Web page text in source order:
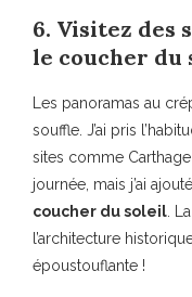
6. Visitez des
le coucher du
Les panoramas au
souffle. J’ai pris
sites comme
journée, mais j’ai
coucher du soleil.
l’architecture
époustouflante !